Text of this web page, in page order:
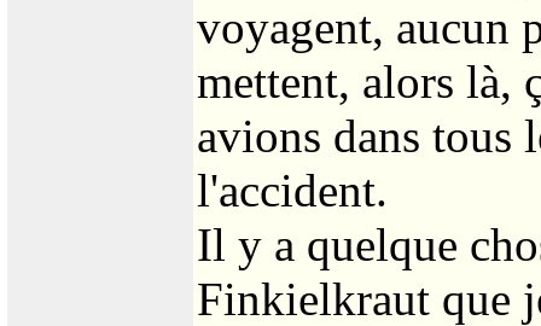
voyagent, aucun
mettent, alors là,
avions dans tous
l'accident.
Il y a quelque
Finkielkraut que